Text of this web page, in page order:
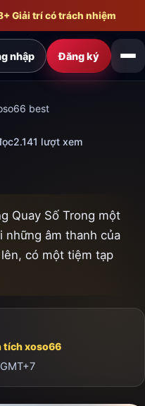
Giải trí có trách nhiệm
nhập Đăng ký
best
2.141 lượt xem
Quay Số Trong một
những âm thanh của
có một tiệm tạp
tích xoso66
GMT+7